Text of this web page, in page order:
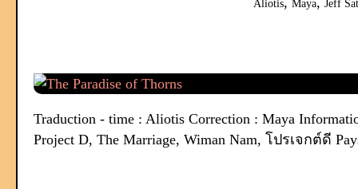
Aliotis Maya Jeff
Traduction - time : Aliotis Correction : Maya
Project D, The Marriage, Wiman Nam, โปรเจกต์ดี